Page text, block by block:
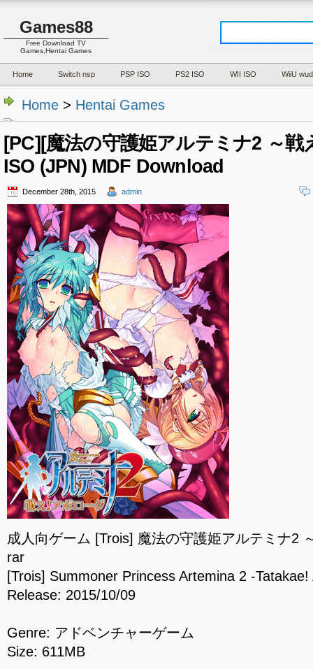
Games88
Free Download TV
Games,Hentai Games
Home Switch nsp PSP ISO PS2 ISO WII ISO WiiU wud
Home > Hentai Games
[PC][魔法の守護姫アルテミナ2 ～戦
ISO (JPN) MDF Download
December 28th, 2015 admin
成人向ゲーム [Trois] 魔法の守護姫アルテミナ2
rar
[Trois] Summoner Princess Artemina 2 -Tatakae!
Release: 2015/10/09
Genre: アドベンチャーゲーム
Size: 611MB